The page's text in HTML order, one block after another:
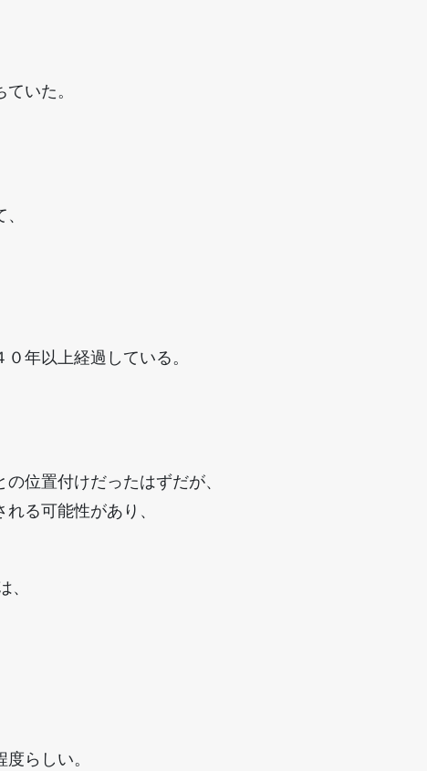
いた。
年以上経過している。
位置付けだったはずだが、
る可能性があり、
、
らしい。